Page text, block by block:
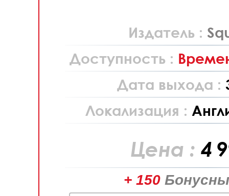
Издатель :
Доступность :
Дата выхода :
Локализация :
Цена : 4
+ 150